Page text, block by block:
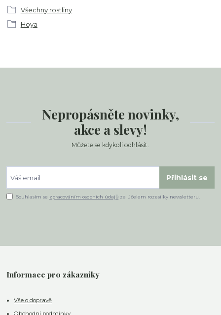
Všechny rostliny
Hoya
Nepropásněte novinky,
akce a slevy!
Můžete se kdykoli odhlásit.
Přihlásit se
Souhlasím se zpracováním osobních údajů za účelem rozesílky newsletteru.
Informace pro zákazníky
Vše o dopravě
Obchodní podmínky